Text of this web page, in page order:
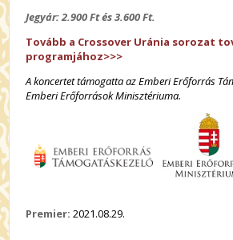
Jegyár: 2.900 Ft és 3.600 Ft.
Tovább a Crossover Uránia sorozat
programjához>>>
A koncertet támogatta az Emberi Erőforrás
Emberi Erőforrások Minisztériuma.
Premier: 2021.08.29.